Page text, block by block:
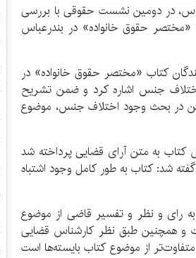
در دومین نشست حقوقی با بررسی
حقوق خانواده» در بندرعباس
کتاب «مختصر حقوق خانواده» در
اختلاف جنس اشاره کرد و ضمن تشریح
در بحث وجود اختلاف جنس، موضوع
به متن آرای قضایی پرداخته شد
شد: کتاب به طور کامل وجود اشتباه
به رای و نظر و تفسیر قاضی از موضوع
و همچنین طبق نظر کارشناس قضایی
از موضوع کتاب بایسته‌ها است